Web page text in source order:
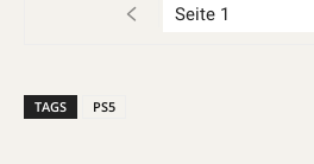
TAGS PS5